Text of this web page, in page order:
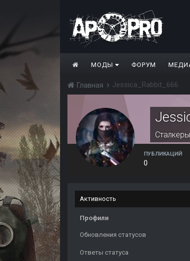
МОДЫ ФОРУМ
Главная Jessica_Rabbit_666
Сталкеры
ПУБЛИКАЦИЙ
0
Активность
Профили
Обновления статусов
Ответы статуса